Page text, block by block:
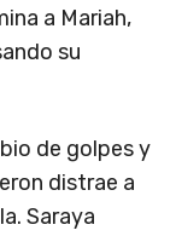
a Mariah,
su
de golpes y
distrae a
Saraya